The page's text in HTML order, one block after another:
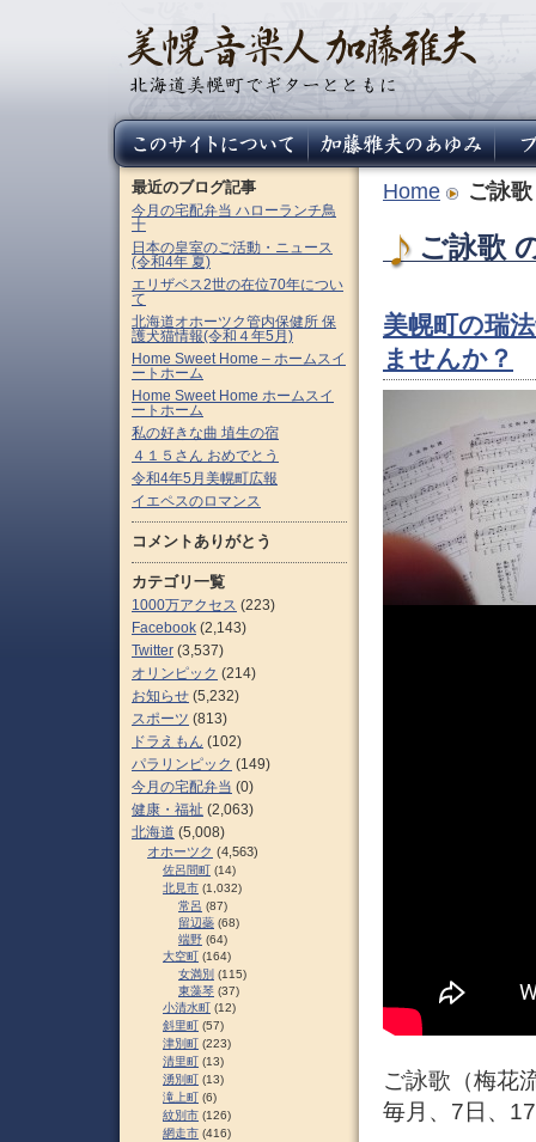
Home ご詠歌
ご詠歌
美幌町の瑞
ませんか？
ご詠歌（梅花
毎月、7日、
最近のブログ記事
今月の宅配弁当 ハローランチ鳥
十
日本の皇室のご活動・ニュース
(令和4年 夏)
エリザベス2世の在位70年につい
て
北海道オホーツク管内保健所 保
護犬猫情報(令和４年5月)
Home Sweet Home – ホームスイ
ートホーム
Home Sweet Home ホームスイ
ートホーム
私の好きな曲 埴生の宿
４１５さん おめでとう
令和4年5月美幌町広報
イエペスのロマンス
コメントありがとう
カテゴリ一覧
1000万アクセス (223)
Facebook (2,143)
Twitter (3,537)
オリンピック (214)
お知らせ (5,232)
スポーツ (813)
ドラえもん (102)
パラリンピック (149)
今月の宅配弁当 (0)
健康・福祉 (2,063)
北海道 (5,008)
オホーツク (4,563)
佐呂間町 (14)
北見市 (1,032)
常呂 (87)
留辺蘂 (68)
端野 (64)
大空町 (164)
女満別 (115)
東藻琴 (37)
小清水町 (12)
斜里町 (57)
津別町 (223)
清里町 (13)
湧別町 (13)
滝上町 (6)
紋別市 (126)
網走市 (416)